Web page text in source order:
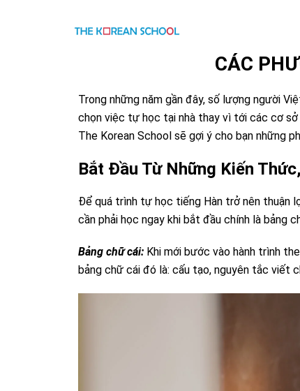
CÁC
Trong những năm gần đây, số lượng người
chọn việc tự học tại nhà thay vì tới các cơ sở
The Korean School sẽ gợi ý cho bạn những
Bắt Đầu Từ Những Kiến
Để quá trình tự học tiếng Hàn trở nên thuận
cần phải học ngay khi bắt đầu chính là bảng
Bảng chữ cái: Khi mới bước vào hành trình
bảng chữ cái đó là: cấu tạo, nguyên tắc viết